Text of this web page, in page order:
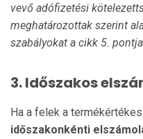
vevő adófizetési
meghatározottak szerint
szabályokat a cikk 5.
3.Időszakos
Ha a felek a
időszakonkénti